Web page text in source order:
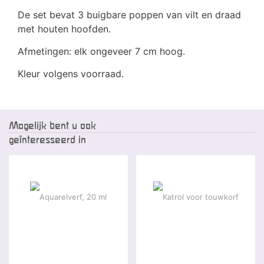
De set bevat 3 buigbare poppen van vilt en draad
met houten hoofden.
Afmetingen: elk ongeveer 7 cm hoog.
Kleur volgens voorraad.
Mogelijk bent u ook
geïnteresseerd in